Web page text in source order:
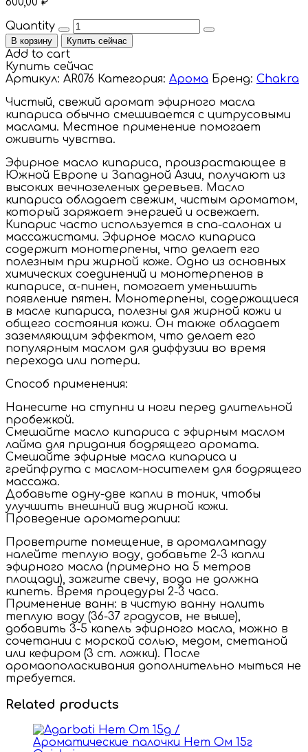
Quantity
В корзину Купить сейчас
Add to cart
Купить сейчас
Артикул: AR076 Категория: Арома Бренд: Chakra
Чистый, свежий аромат эфирного масла
кипариса обычно смешивается с цитрусовыми
маслами. Местное применение помогает
оживить чувства.
Эфирное масло кипариса, произрастающее в
Южной Европе и Западной Азии, получают из
высоких вечнозеленых деревьев. Масло
кипариса обладает свежим, чистым ароматом,
который заряжает энергией и освежает.
Кипарис часто используется в спа-салонах и
массажистами. Эфирное масло кипариса
содержит монотерпены, что делает его
полезным при жирной коже. Одно из основных
химических соединений и монотерпенов в
кипарисе, α-пинен, помогает уменьшить
появление пятен. Монотерпены, содержащиеся
в масле кипариса, полезны для жирной кожи и
общего состояния кожи. Он также обладает
заземляющим эффектом, что делает его
популярным маслом для диффузии во время
перехода или потери.
Способ применения:
Нанесите на ступни и ноги перед длительной
пробежкой.
Смешайте масло кипариса с эфирным маслом
лайма для придания бодрящего аромата.
Смешайте эфирные масла кипариса и
грейпфрута с маслом-носителем для бодрящего
массажа.
Добавьте одну-две капли в тоник, чтобы
улучшить внешний вид жирной кожи.
Проведение ароматерапии:
Проветрите помещение, в аромалампаду
налейте теплую воду, добавьте 2-3 капли
эфирного масла (примерно на 5 метров
площади), зажгите свечу, вода не должна
кипеть. Время процедуры 2-3 часа.
Применение ванн: в чистую ванну налить
теплую воду (36-37 градусов, не выше),
добавить 3-5 капель эфирного масла, можно в
сочетании с морской солью, медом, сметаной
или кефиром (3 ст. ложки). После
аромаополаскивания дополнительно мыться не
требуется.
Related products